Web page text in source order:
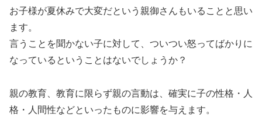
お子様が夏休みで大変だという親御さんもいることと思い
ます。
言うことを聞かない子に対して、ついつい怒ってばかりに
なっているということはないでしょうか？
親の教育、教育に限らず親の言動は、確実に子の性格・人
格・人間性などといったものに影響を与えます。